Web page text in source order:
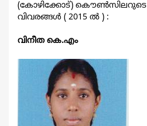
(കോഴിക്കോട്) കൌൺസിലറുടെ
വിവരങ്ങള്‍ ( 2015 ല്‍ ) :
വിനീത കെ.എം